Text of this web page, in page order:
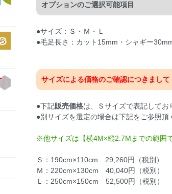
オプションのご選択可能項目
●サイズ：Ｓ・Ｍ・Ｌ
●毛足長さ：カット15mm・シャギー
サイズによる価格のご確認につきまして
●下記販売価格は、Ｓサイズで表記してお
●別サイズを選定の場合は下記をご参照頂
※他サイズは【横4M×縦2.7Mまでの範囲
Ｓ：190cm×110cm 29,260円（税別）
Ｍ：220cm×130cm 40,040円（税別）
Ｌ：250cm×150cm 52,500円（税別）